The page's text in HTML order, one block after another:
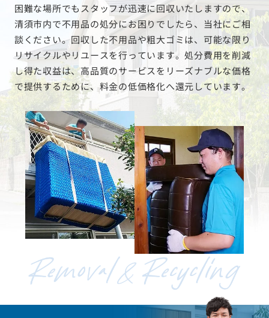
困難な場所でもスタッフが迅速に回収いたしますので、
清須市内で不用品の処分にお困りでしたら、当社にご相
談ください。回収した不用品や粗大ゴミは、可能な限り
リサイクルやリユースを行っています。処分費用を削減
し得た収益は、高品質のサービスをリーズナブルな価格
で提供するために、料金の低価格化へ還元しています。